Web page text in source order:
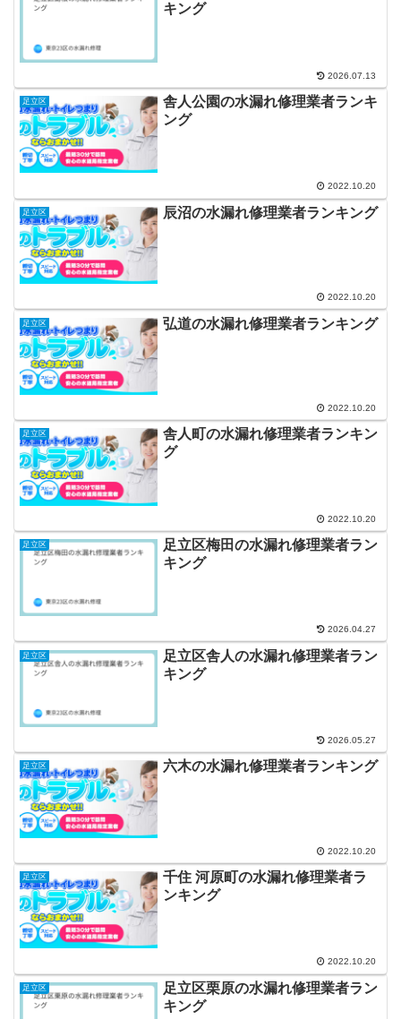
キング
2026.07.13
足立区
舎人公園の水漏れ修理業者ランキ
ング
2022.10.20
足立区 辰沼の水漏れ修理業者ランキング
2022.10.20
足立区 弘道の水漏れ修理業者ランキング
2022.10.20
足立区
舎人町の水漏れ修理業者ランキン
グ
2022.10.20
足立区
足立区梅田の水漏れ修理業者ラン
キング
2026.04.27
足立区
足立区舎人の水漏れ修理業者ラン
キング
2026.05.27
足立区 六木の水漏れ修理業者ランキング
2022.10.20
足立区
千住 河原町の水漏れ修理業者ラ
ンキング
2022.10.20
足立区
足立区栗原の水漏れ修理業者ラン
キング